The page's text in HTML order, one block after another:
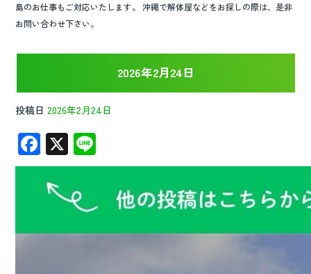
島のお仕事もご対応いたします。 沖縄で解体屋などをお探しの際は、是非
お問い合わせ下さい。
2026年2月24日
投稿日 2026年2月24日
F
ac
e
o
X
n